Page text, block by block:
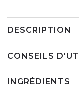
DESCRIPTION
CONSEILS
INGRÉDIENTS